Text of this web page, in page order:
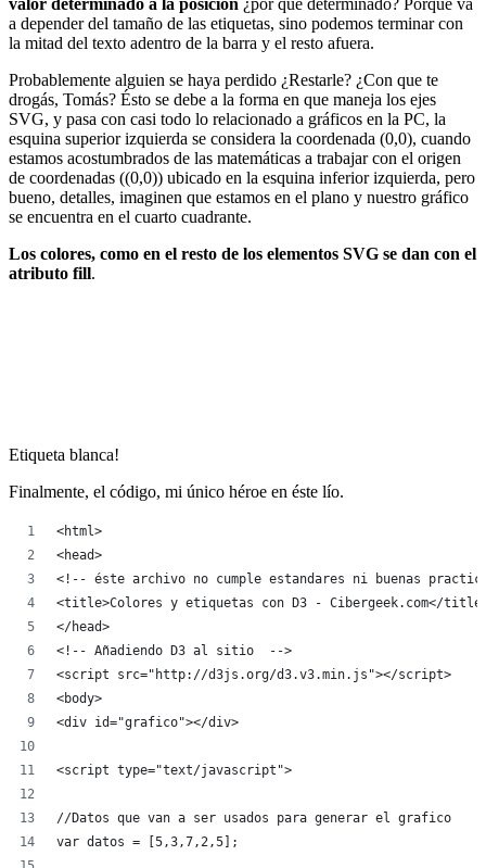
a depender del tamaño de las etiquetas, sino podemos terminar con
la mitad del texto adentro de la barra y el resto afuera.
Probablemente alguien se haya perdido ¿Restarle? ¿Con que te
drogás, Tomás? Ésto se debe a la forma en que maneja los ejes
SVG, y pasa con casi todo lo relacionado a gráficos en la PC, la
esquina superior izquierda se considera la coordenada (0,0), cuando
estamos acostumbrados de las matemáticas a trabajar con el origen
de coordenadas ((0,0)) ubicado en la esquina inferior izquierda, pero
bueno, detalles, imaginen que estamos en el plano y nuestro gráfico
se encuentra en el cuarto cuadrante.
Los colores, como en el resto de los elementos SVG se dan con el
atributo fill.
Etiqueta blanca!
Finalmente, el código, mi único héroe en éste lío.
<html>
<head>
<!-- éste archivo no cumple estandares ni buenas
<title>Colores y etiquetas con D3 - Cibergeek.com</
</head>
<!-- Añadiendo D3 al sitio  -->
<script src="http://d3js.org/d3.v3.min.js"></script>
<body>
<div id="grafico"></div>
<script type="text/javascript">
//Datos que van a ser usados para generar el grafico
var datos = [5,3,7,2,5];